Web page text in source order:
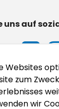
uns auf
Websites
zum
wir